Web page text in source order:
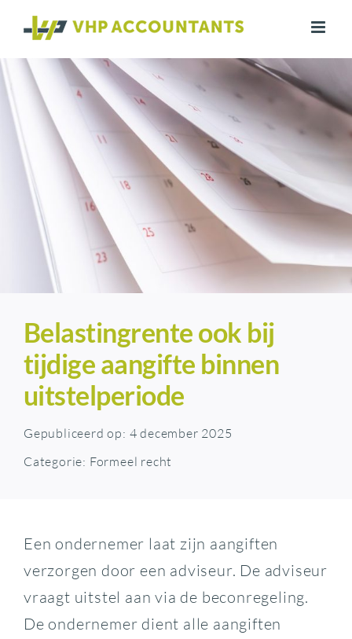
naar
inhoud
Belastingrente ook bij
tijdige aangifte binnen
uitstelperiode
Gepubliceerd op: 4 december 2025
Categorie: Formeel recht
Een ondernemer laat zijn aangiften
verzorgen door een adviseur. De adviseur
vraagt uitstel aan via de beconregeling.
De ondernemer dient alle aangiften